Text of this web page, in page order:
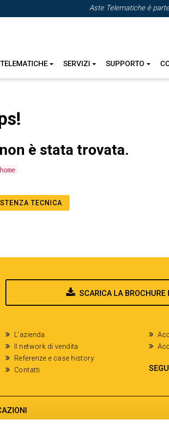
Aste Telematiche è
SERVIZI SUPPORTO
è stata trovata.
TECNICA
SCARICA LA BROCHURE
L'azienda
Il network di vendita
Referenze e case history
Contatti